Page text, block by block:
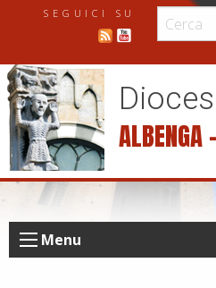
p
n
SEGUICI SU
ALBENGA
Menu